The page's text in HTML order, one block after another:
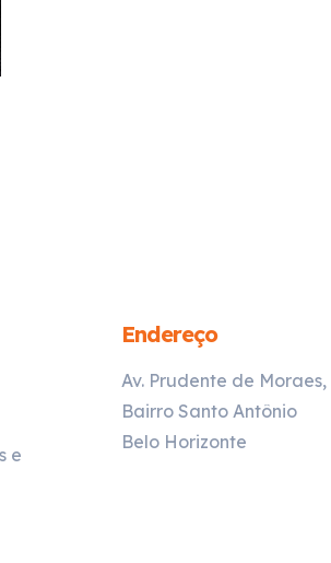
e
Endereço
Av. Prudente de Moraes,
Bairro Santo Antônio
Belo Horizonte